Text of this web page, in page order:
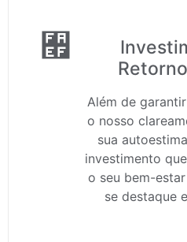
Além de
o nosso
sua
investimento
o seu bem-
se destaque